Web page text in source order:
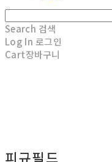
Search 검색
Log In 로그인
Cart장바구니
피규필드